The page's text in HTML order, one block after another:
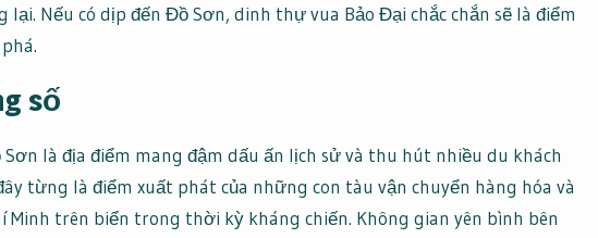
lại. Nếu có dịp đến Đồ Sơn, dinh thự vua Bảo Đại chắc chắn sẽ là điểm
số
là địa điểm mang đậm dấu ấn lịch sử và thu hút nhiều du khách
từng là điểm xuất phát của những con tàu vận chuyển hàng hóa và
Minh trên biển trong thời kỳ kháng chiến. Không gian yên bình bên